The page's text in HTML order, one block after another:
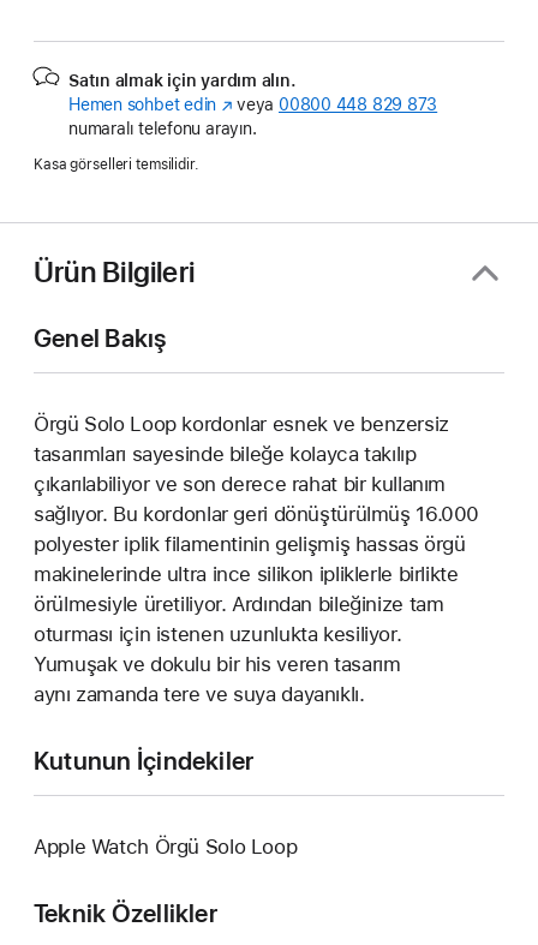
Satın almak için yardım alın.
Hemen sohbet edin (Yeni
pencerede
veya 00800 448 829 873
numaralı telefonu arayın.
Kasa görselleri temsilidir.
Ürün Bilgileri
Genel Bakış
Örgü Solo Loop kordonlar esnek ve benzersiz
tasarımları sayesinde bileğe kolayca takılıp
çıkarılabiliyor ve son derece rahat bir kullanım
sağlıyor. Bu kordonlar geri dönüştürülmüş 16.000
polyester iplik filamentinin gelişmiş hassas örgü
makinelerinde ultra ince silikon ipliklerle birlikte
örülmesiyle üretiliyor. Ardından bileğinize tam
oturması için istenen uzunlukta kesiliyor.
Yumuşak ve dokulu bir his veren tasarım
aynı zamanda tere ve suya dayanıklı.
Kutunun İçindekiler
Apple Watch Örgü Solo Loop
Teknik Özellikler